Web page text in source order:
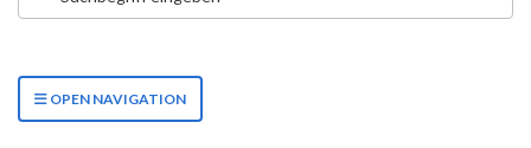
OPEN NAVIGATION